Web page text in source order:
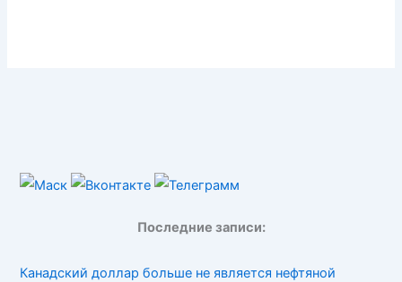
Последние записи:
Канадский доллар больше не является нефтяной